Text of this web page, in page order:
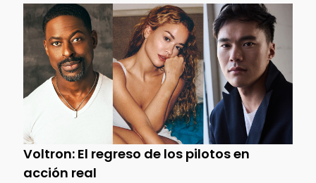
Voltron: El regreso de los pilotos en
acción real